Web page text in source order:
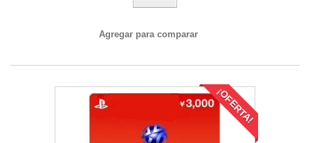
Agregar para comparar
¡OFERTA!